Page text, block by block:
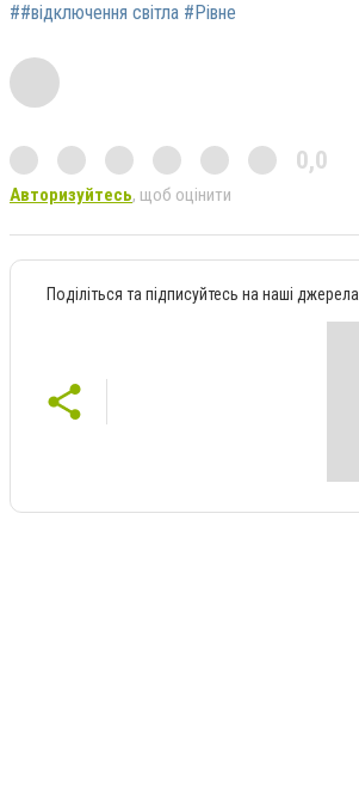
##відключення світла #Рівне
0,0
Авторизуйтесь, щоб оцінити
Поділіться та підписуйтесь на наші джерела